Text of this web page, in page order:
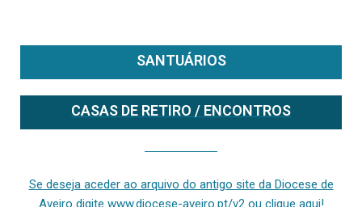
SANTUÁRIOS
CASAS DE RETIRO / ENCONTROS
Se deseja aceder ao arquivo do antigo site da Diocese de
Aveiro digite www.diocese-aveiro.pt/v2 ou clique aqui!